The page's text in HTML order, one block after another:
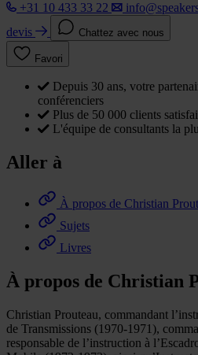
+31 10 433 33 22
devis
Chattez avec nous
Favori
Depuis 30 ans, votre
conférenciers
Plus de 50 000 clients
L'équipe de consultants la
Aller à
À propos de Christian
Sujets
Livres
À propos de Christian
Christian Prouteau, commandant
de Transmissions (1970-1971),
responsable de l’instruction à